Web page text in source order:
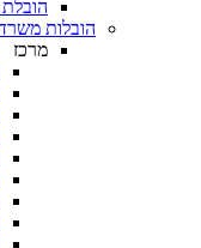
משרדים
הובלות
הובלות
הובלות
הובלות
הובלות
הובלות
הובלות
הובלות
הובלות משרדים